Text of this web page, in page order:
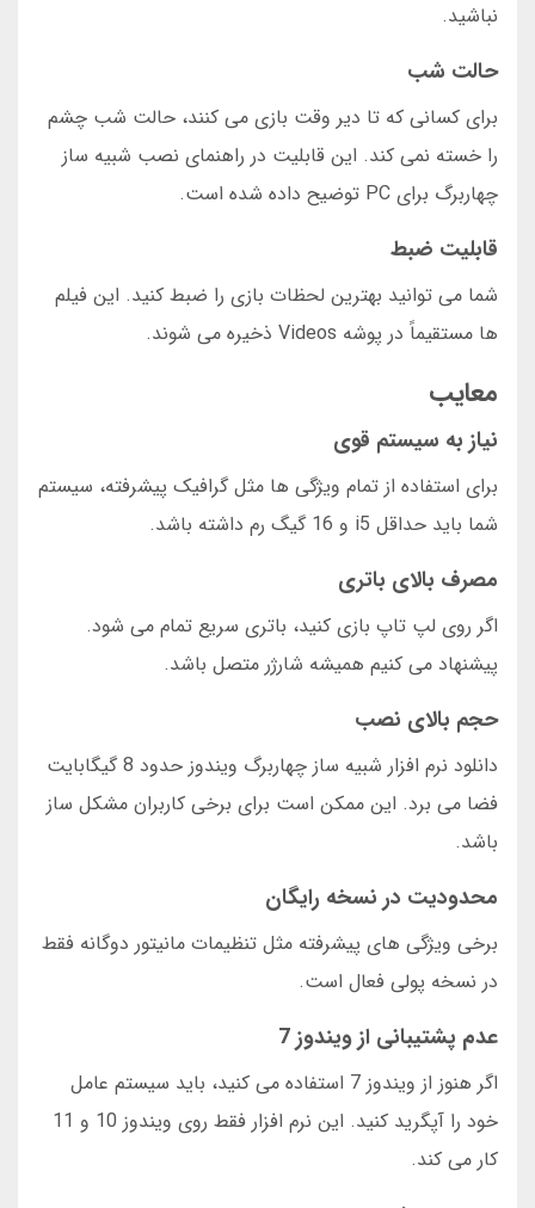
نباشید.
حالت شب
برای کسانی که تا دیر وقت بازی می کنند، حالت شب چشم
را خسته نمی کند. این قابلیت در راهنمای نصب شبیه ساز
چهاربرگ برای PC توضیح داده شده است.
قابلیت ضبط
شما می توانید بهترین لحظات بازی را ضبط کنید. این فیلم
ها مستقیماً در پوشه Videos ذخیره می شوند.
معایب
نیاز به سیستم قوی
برای استفاده از تمام ویژگی ها مثل گرافیک پیشرفته، سیستم
شما باید حداقل i5 و 16 گیگ رم داشته باشد.
مصرف بالای باتری
اگر روی لپ تاپ بازی کنید، باتری سریع تمام می شود.
پیشنهاد می کنیم همیشه شارژر متصل باشد.
حجم بالای نصب
دانلود نرم افزار شبیه ساز چهاربرگ ویندوز حدود 8 گیگابایت
فضا می برد. این ممکن است برای برخی کاربران مشکل ساز
باشد.
محدودیت در نسخه رایگان
برخی ویژگی های پیشرفته مثل تنظیمات مانیتور دوگانه فقط
در نسخه پولی فعال است.
عدم پشتیبانی از ویندوز 7
اگر هنوز از ویندوز 7 استفاده می کنید، باید سیستم عامل
خود را آپگرید کنید. این نرم افزار فقط روی ویندوز 10 و 11
کار می کند.